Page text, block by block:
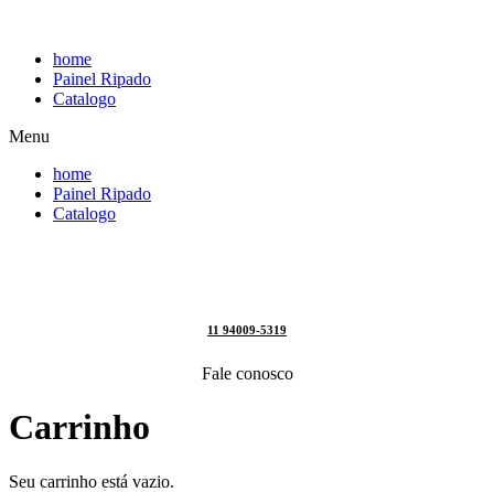
home
Painel Ripado
Catalogo
Menu
home
Painel Ripado
Catalogo
11 94009-5319
Fale conosco
Carrinho
Seu carrinho está vazio.